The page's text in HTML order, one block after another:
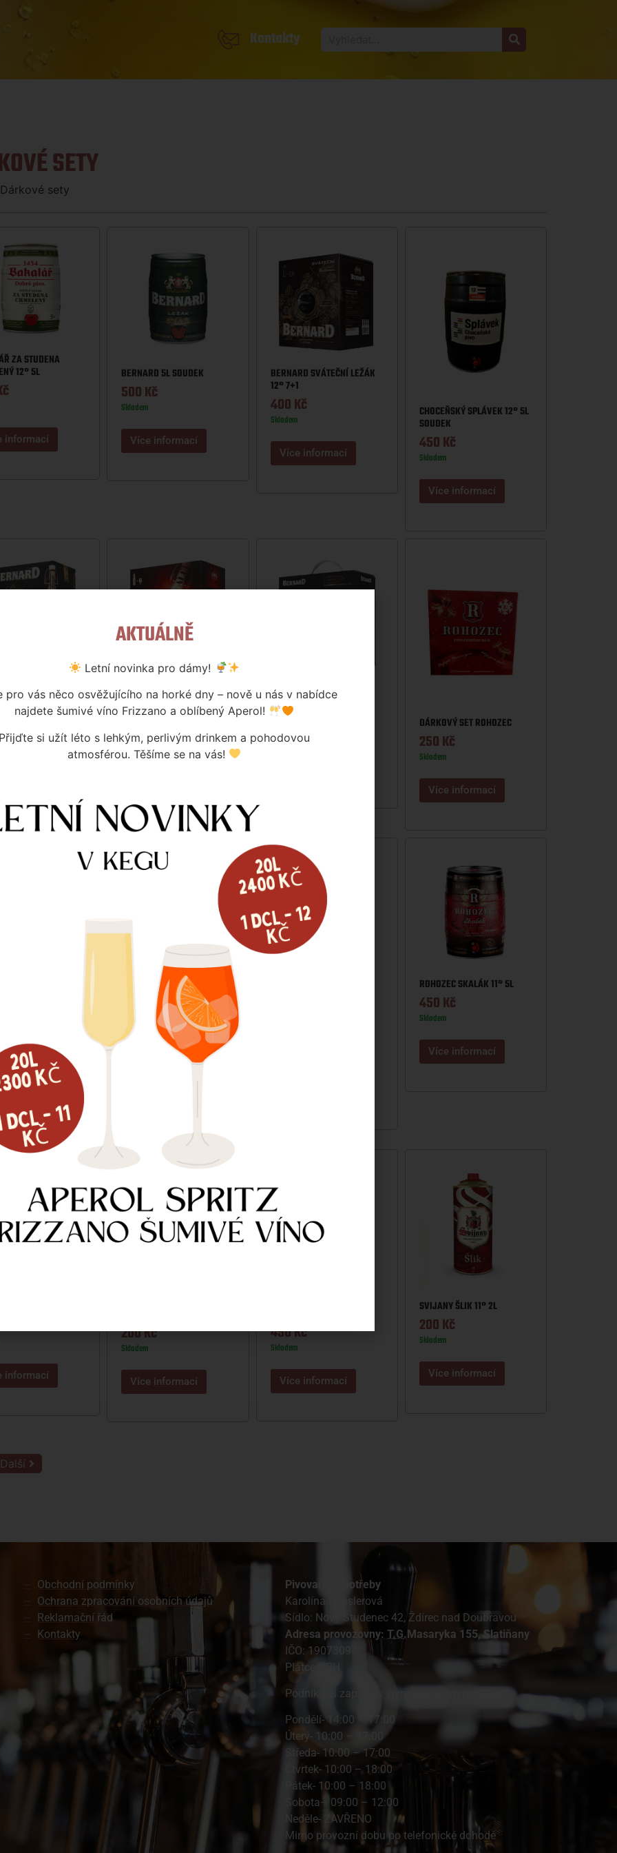
Kontakty
SETY
sety
ZA STUDENA
12° 5L
informací
BERNARD 5L SOUDEK
500Kč
Skladem
Více informací
BERNARD SVÁTEČNÍ LEŽÁK
12° 7+1
400Kč
Skladem
Více informací
CHOCEŇSKÝ SPLÁVEK 12° 5L
SOUDEK
450Kč
Skladem
Více informací
EDICE 4+2
Kč DÁRKOVÁ EDICE 4+2
BOHEMIAN ALE
350 Kč
Skladem
DÁRKOVÁ EDICE 6+2
380
Skladem
DÁRKOVÝ SET ROHOZEC
250Kč
Skladem
Více informací
informací
OCHRANNÝ PŘEPRAVNÍ OBAL
NA VÝČEPNÍ ZAŘÍZENÍ
ROHOZEC SKALÁK 11° 5L
450Kč
Skladem
Více informací
informací
200Kč
Skladem
Více informací
450Kč
Skladem
Více informací
SVIJANY ŠLIK 11° 2L
200Kč
Skladem
Více informací
Další
Obchodní podmínky
Ochrana zpracování osobních údajů
Reklamační řád
Kontakty
Pivovarské potřeby
Karolína Gasslerová
Sídlo: Nový Studenec 42, Ždírec nad Doubravou
Adresa provozovny: T.G.Masaryka 155, Slatiňany
IČO: 19073097
Plátce DPH
Podnikatel zapsán v živnostenském rejstříku
Pondělí- 14:00 – 17:00
Úterý- 10:00 – 17:00
Středa- 10:00 – 17:00
Čtvrtek- 10:00 – 18:00
Pátek- 10:00 – 18:00
Sobota– 09:00 – 12:00
Neděle- ZAVŘENO
Mimo provozní dobu po telefonické dohodě
AKTUÁLNĚ
Letní novinka pro dámy!
pro vás něco osvěžujícího na horké dny – nově u nás v nabídce
najdete šumivé víno Frizzano a oblíbený Aperol!
Přijďte si užít léto s lehkým, perlivým drinkem a pohodovou
atmosférou. Těšíme se na vás!